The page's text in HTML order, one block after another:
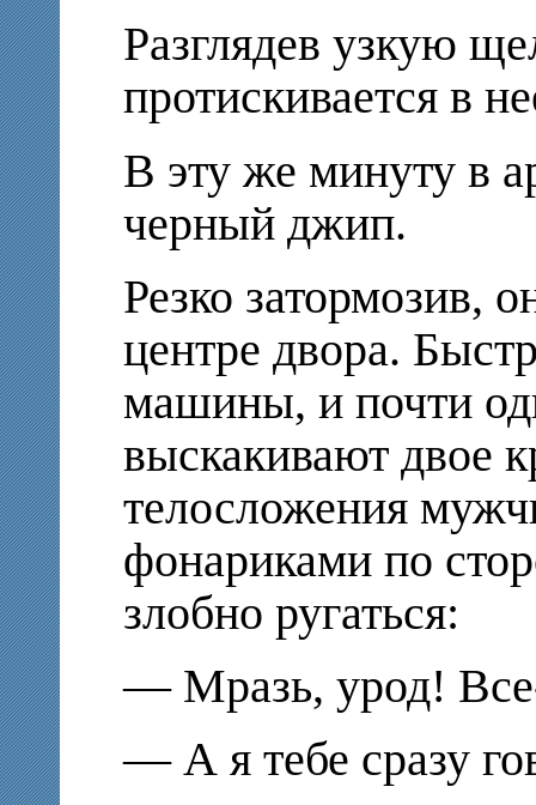
Разглядев узкую
протискивается в
В эту же минуту в
черный джип.
Резко затормозив,
центре двора.
машины, и почти
выскакивают двое
телосложения
фонариками по
злобно ругаться:
— Мразь, урод!
— А я тебе сразу